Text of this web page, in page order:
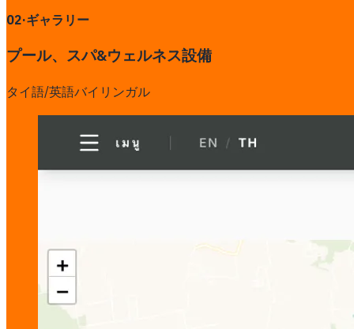
02·ギャラリー
プール、スパ&ウェルネス設備
タイ語/英語バイリンガル